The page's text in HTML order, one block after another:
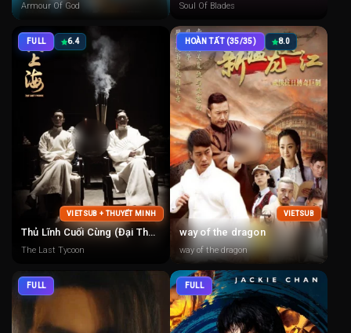
Armour Of God Soul Of Blades
FULL 6.4
VIETSUB + THUYẾT MINH
Thủ Lĩnh Cuối Cùng (Đại Thượng Hải)
The Last Tycoon
HOÀN TẤT (35/35) 8.0
VIETSUB
way of the dragon
way of the dragon
FULL FULL